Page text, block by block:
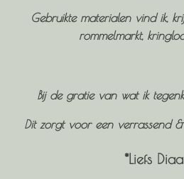
Gebruikte materialen vind ik,
rommelmarkt,
Bij de gratie van wat ik
Dit zorgt voor een verrassend
*Liefs